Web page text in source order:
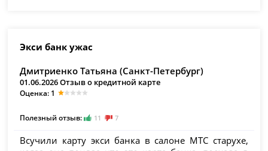
Экси банк ужас
Дмитриенко Татьяна (Санкт-Петербург)
01.06.2026 Отзыв о кредитной карте
Оценка: 1
Полезный отзыв: 11 7
Всучили карту экси банка в салоне МТС старухе,